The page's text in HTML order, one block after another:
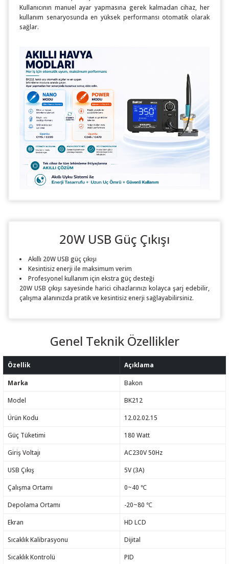
Kullanıcının manuel ayar yapmasına gerek kalmadan cihaz, her
kullanım senaryosunda en yüksek performansı otomatik olarak
sağlar.
20W USB Güç Çıkışı
Akıllı 20W USB güç çıkışı
Kesintisiz enerji ile maksimum verim
Profesyonel kullanım için ekstra güç desteği
20W USB çıkışı sayesinde harici cihazlarınızı kolayca şarj edebilir,
çalışma alanınızda pratik ve kesintisiz enerji sağlayabilirsiniz.
Genel Teknik Özellikler
Özellik Açıklama
Marka Bakon
Model BK212
Ürün Kodu 12.02.02.15
Güç Tüketimi 180 Watt
Giriş Voltajı AC230V 50Hz
USB Çıkış 5V (3A)
Çalışma Ortamı 0~40 ℃
Depolama Ortamı -20~80 ℃
Ekran HD LCD
Sıcaklık Kalibrasyonu Dijital
Sıcaklık Kontrolü PID